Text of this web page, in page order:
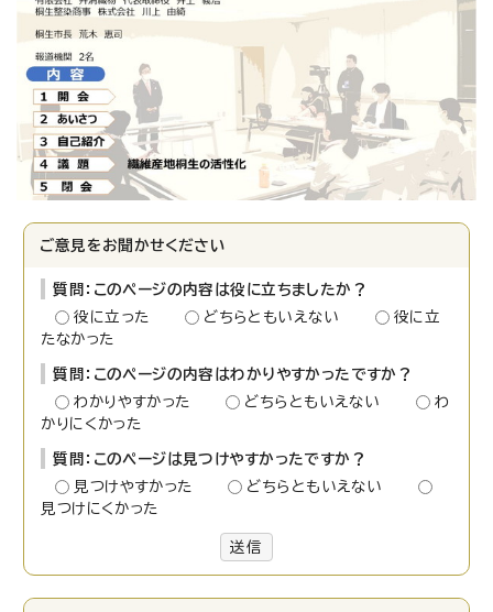
ご意見をお聞かせください
質問：このページの内容は役に立ちましたか？
役に立った
どちらともいえない
役に立
たなかった
質問：このページの内容はわかりやすかったですか？
わかりやすかった
どちらともいえない
わ
かりにくかった
質問：このページは見つけやすかったですか？
見つけやすかった
どちらともいえない
見つけにくかった
送信